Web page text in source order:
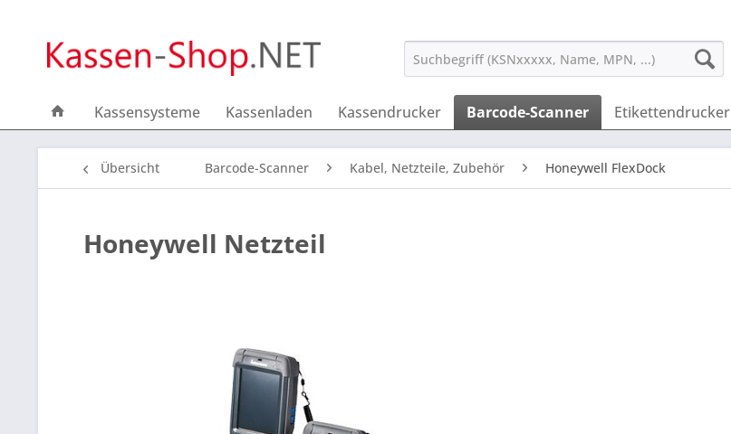
Kassensysteme Kassenladen Kassendrucker Barcode-Scanner Etikettendrucker
Übersicht Barcode-Scanner Kabel, Netzteile, Zubehör Honeywell FlexDock
Honeywell Netzteil